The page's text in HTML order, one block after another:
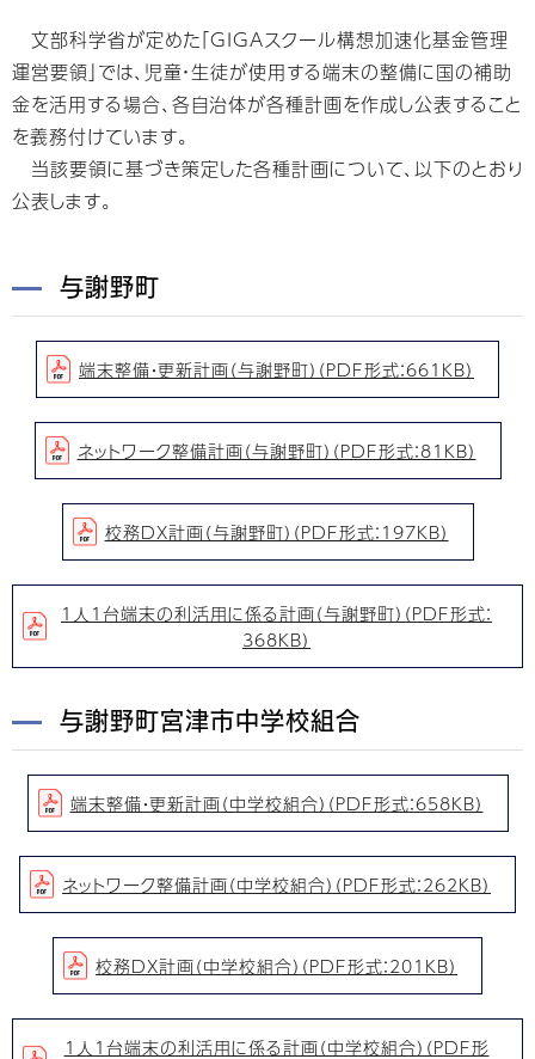
文部科学省が定めた「GIGAスクール構想加速化基金管理
運営要領」では、児童・生徒が使用する端末の整備に国の補助
金を活用する場合、各自治体が各種計画を作成し公表すること
を義務付けています。
当該要領に基づき策定した各種計画について、以下のとおり
公表します。
与謝野町
端末整備・更新計画（与謝野町）（PDF形式：661KB）
ネットワーク整備計画（与謝野町）（PDF形式：81KB）
校務DX計画（与謝野町）（PDF形式：197KB）
1人1台端末の利活用に係る計画（与謝野町）（PDF形式：
368KB）
与謝野町宮津市中学校組合
端末整備・更新計画（中学校組合）（PDF形式：658KB）
ネットワーク整備計画（中学校組合）（PDF形式：262KB）
校務DX計画（中学校組合）（PDF形式：201KB）
1人1台端末の利活用に係る計画（中学校組合）（PDF形